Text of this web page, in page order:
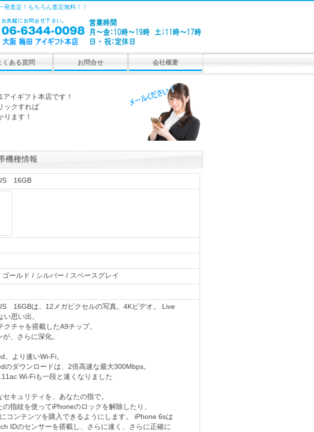
査定！もちろん査定無料！！
くある質問 お問合せ 会社概要
イギフト本店です！
ックすれば
ます！
機種情報
16GB
ールド / シルバー / スペースグレイ
16GBは、12メガピクセルの写真。4Kビデオ。 Live
思い出。
チャを搭載したA9チップ。
、さらに深化。
。より速いWi-Fi。
のダウンロードは、2倍高速な最大300Mbps。
Wi-Fiも一段と速くなりました
キュリティを、あなたの指で。
指紋を使ってiPhoneのロックを解除したり、
コンテンツを購入できるようにします。 iPhone 6sは
IDのセンサーを搭載し、さらに速く、さらに正確に